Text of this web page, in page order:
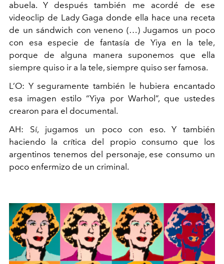
abuela. Y después también
me acordé de ese
videoclip de Lady Gaga donde ella hace una receta
de un sándwich con veneno (…) Jugamos un poco
con
esa especie de fantasía de Yiya en la tele,
porque de alguna
manera suponemos que ella
siempre quiso ir a la tele, siempre quiso ser famosa.
L’O: Y seguramente también le hubiera encantado
esa imagen estilo “Yiya por Warhol”, que ustedes
crearon para el documental.
AH: Sí, jugamos un poco con eso. Y también
haciendo la crítica
del propio consumo que los
argentinos tenemos del personaje, ese consumo un
poco enfermizo de un criminal.